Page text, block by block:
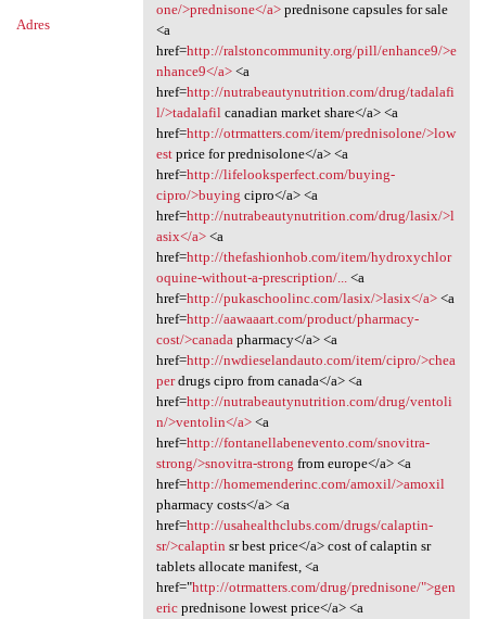
Adres
one/>prednisone</a>prednisone capsules for sale
<a
href=http://ralstoncommunity.org/pill/enhance9/>e
nhance9</a><a
href=http://nutrabeautynutrition.com/drug/tadalafi
l/>tadalafilcanadian market share</a> <a
href=http://otrmatters.com/item/prednisolone/>low
estprice for prednisolone</a> <a
href=http://lifelooksperfect.com/buying-
cipro/>buying cipro</a> <a
href=http://nutrabeautynutrition.com/drug/lasix/>l
asix</a><a
href=http://thefashionhob.com/item/hydroxychlor
oquine-without-a-prescription/...<a
href=http://pukaschoolinc.com/lasix/>lasix</a><a
href=http://aawaaart.com/product/pharmacy-
cost/>canadapharmacy</a> <a
href=http://nwdieselandauto.com/item/cipro/>chea
perdrugs cipro from canada</a> <a
href=http://nutrabeautynutrition.com/drug/ventoli
n/>ventolin</a><a
href=http://fontanellabenevento.com/snovitra-
strong/>snovitra-strong from europe</a> <a
href=http://homemenderinc.com/amoxil/>amoxil
pharmacy costs</a> <a
href=http://usahealthclubs.com/drugs/calaptin-
sr/>calaptin sr best price</a> cost of calaptin sr
tablets allocate manifest, <a
href="http://otrmatters.com/drug/prednisone/">gen
ericprednisone lowest price</a> <a